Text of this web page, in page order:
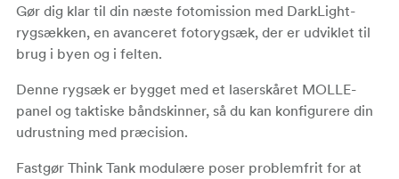
Gør dig klar til din næste fotomission med DarkLight-
rygsækken, en avanceret fotorygsæk, der er udviklet til
brug i byen og i felten.
Denne rygsæk er bygget med et laserskåret MOLLE-
panel og taktiske båndskinner, så du kan konfigurere din
udrustning med præcision.
Fastgør Think Tank modulære poser problemfrit for at